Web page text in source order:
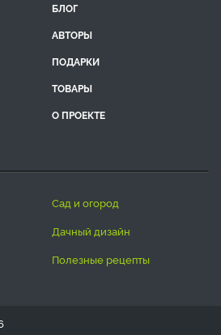
БЛОГ
АВТОРЫ
ПОДАРКИ
ТОВАРЫ
О ПРОЕКТЕ
сад и огород
дачный дизайн
полезные рецепты